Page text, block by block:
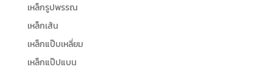
เหล็กรูปพรรณ
เหล็กเส้น
เหล็กแป๊บเหลี่ยม
เหล็กแป๊ปแบน